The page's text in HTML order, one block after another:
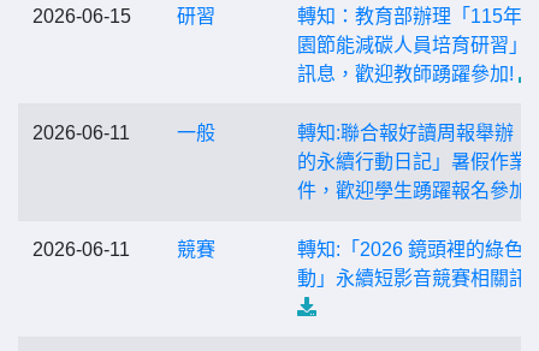
2026-06-15 研習
轉知：教育部辦理「115年
園節能減碳人員培育研習」
訊息，歡迎教師踴躍參加!
2026-06-11 一般
轉知:聯合報好讀周報舉辦「
的永續行動日記」暑假作業
件，歡迎學生踴躍報名參加!
2026-06-11 競賽
轉知:「2026 鏡頭裡的綠色
動」永續短影音競賽相關訊